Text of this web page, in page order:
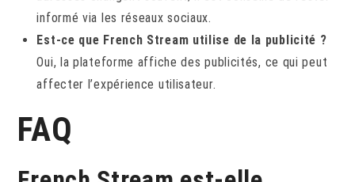
informé via les réseaux sociaux.
Est-ce que French Stream utilise de la publicité ?
Oui, la plateforme affiche des publicités, ce qui peut
affecter l’expérience utilisateur.
FAQ